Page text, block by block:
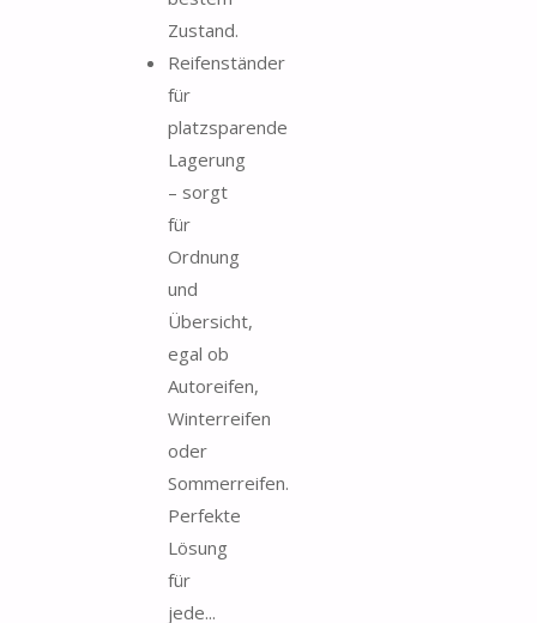
Zustand.
Reifenständer
für
platzsparende
Lagerung
– sorgt
für
Ordnung
und
Übersicht,
egal ob
Autoreifen,
Winterreifen
oder
Sommerreifen.
Perfekte
Lösung
für
jede...